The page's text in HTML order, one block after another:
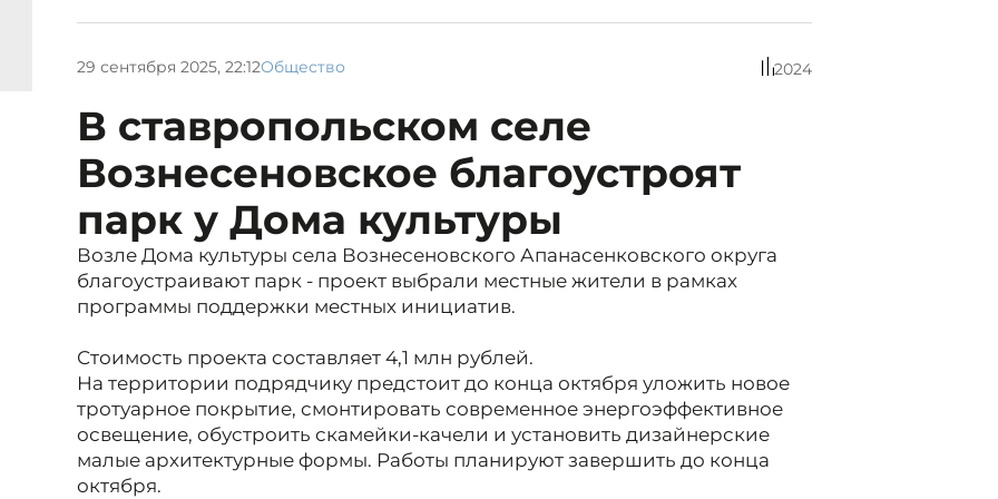
29 сентября 2025, 22:12Общество 2024
В ставропольском селе
Вознесеновское благоустроят
парк у Дома культуры
Возле Дома культуры села Вознесеновского Апанасенковского округа
благоустраивают парк - проект выбрали местные жители в рамках
программы поддержки местных инициатив.
Стоимость проекта составляет 4,1 млн рублей.
На территории подрядчику предстоит до конца октября уложить новое
тротуарное покрытие, смонтировать современное энергоэффективное
освещение, обустроить скамейки-качели и установить дизайнерские
малые архитектурные формы. Работы планируют завершить до конца
октября.